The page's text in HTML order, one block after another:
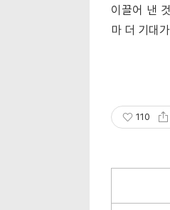
이끌어 낸
마 더 기대
110